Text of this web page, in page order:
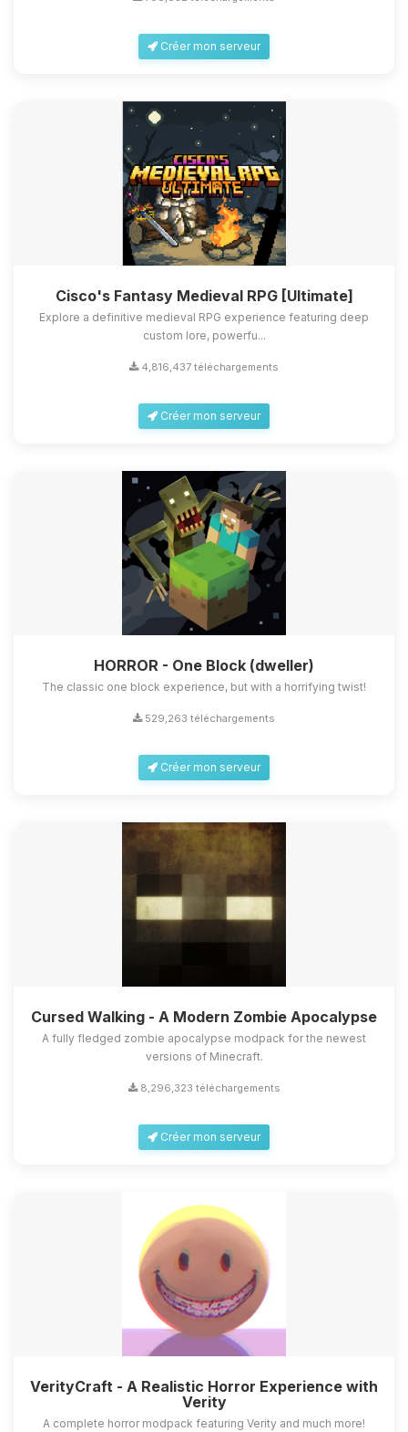
Créer mon serveur
Cisco's Fantasy Medieval RPG [Ultimate]
Explore a definitive medieval RPG experience featuring deep
custom lore, powerfu...
4,816,437 téléchargements
Créer mon serveur
HORROR - One Block (dweller)
The classic one block experience, but with a horrifying twist!
529,263 téléchargements
Créer mon serveur
Cursed Walking - A Modern Zombie Apocalypse
A fully fledged zombie apocalypse modpack for the newest
versions of Minecraft.
8,296,323 téléchargements
Créer mon serveur
VerityCraft - A Realistic Horror Experience with
Verity
A complete horror modpack featuring Verity and much more!